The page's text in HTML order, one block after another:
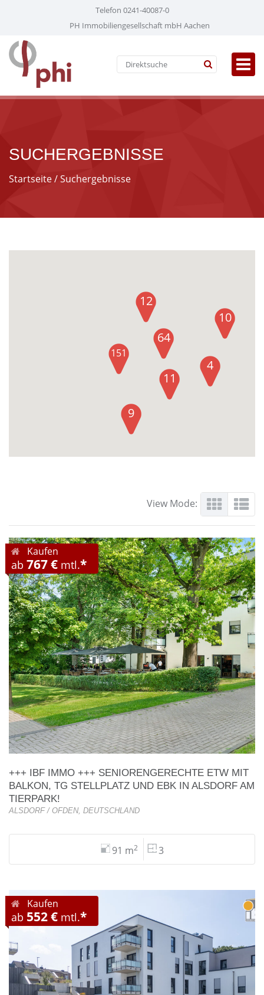
Telefon 0241-40087-0
PH Immobiliengesellschaft mbH Aachen
SUCHERGEBNISSE
Startseite/ Suchergebnisse
64
151
11
4
10
12
9
View Mode:
Kaufen
ab 767 € mtl.*
+++ IBF IMMO +++ SENIORENGERECHTE ETW MIT
BALKON, TG STELLPLATZ UND EBK IN ALSDORF AM
TIERPARK!
ALSDORF / OFDEN, DEUTSCHLAND
91 m2 3
Kaufen
ab 552 € mtl.*